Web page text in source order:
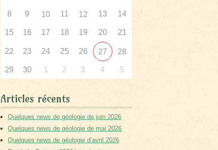
8 9 10 11 12 13 14
15 16 17 18 19 20 21
22 23 24 25 26 27 28
29 30 1 2 3 4 5
Articles récents
Quelques news de géologie de juin 2026
Quelques news de géologie de mai 2026
Quelques news de géologie d’avril 2026